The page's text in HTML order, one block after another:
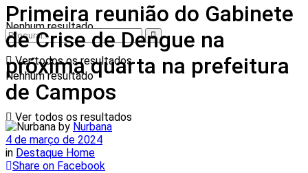
Nenhum resultado
Ver todos os resultados
Nenhum resultado
Ver todos os resultados
Primeira reunião do Gabinete
de Crise de Dengue na
próxima quarta na prefeitura
de Campos
by Nurbana
4 de março de 2024
in Destaque Home
Share on Facebook